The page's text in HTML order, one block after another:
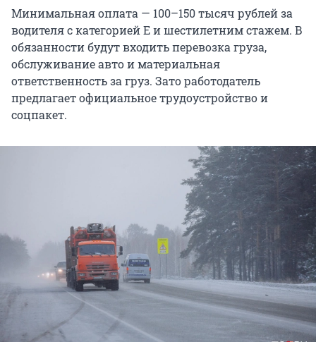
Минимальная оплата — 100–150 тысяч рублей за
водителя с категорией Е и шестилетним стажем. В
обязанности будут входить перевозка груза,
обслуживание авто и материальная
ответственность за груз. Зато работодатель
предлагает официальное трудоустройство и
соцпакет.